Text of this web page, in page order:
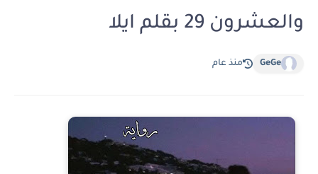
والعشرون 29 بقلم ايلا
GeGe منذ عام